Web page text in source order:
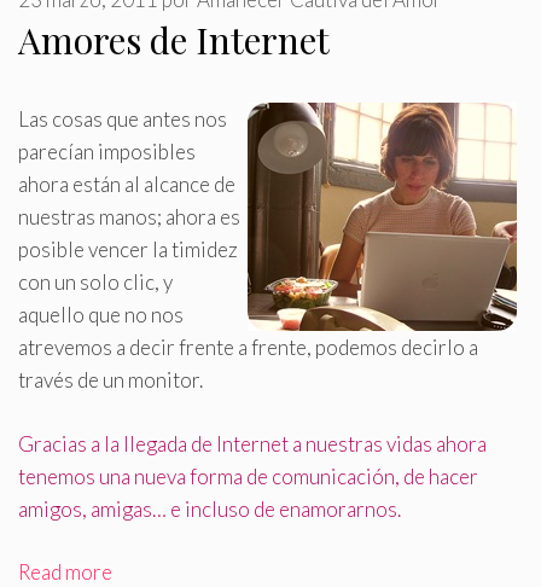
Amores de Internet
Las cosas que antes nos
parecían imposibles
ahora están al alcance de
nuestras manos; ahora es
posible vencer la timidez
con un solo clic, y
aquello que no nos
atrevemos a decir frente a frente, podemos decirlo a
través de un monitor.
Gracias a la llegada de Internet a nuestras vidas ahora
tenemos una nueva forma de comunicación, de hacer
amigos, amigas… e incluso de enamorarnos.
Read more